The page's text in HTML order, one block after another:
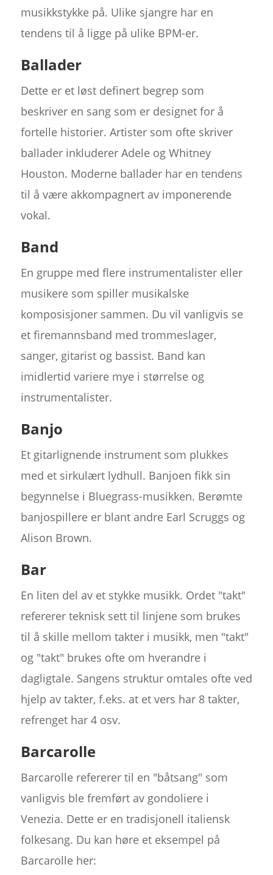
musikkstykke på. Ulike sjangre har en
tendens til å ligge på ulike BPM-er.
Ballader
Dette er et løst definert begrep som
beskriver en sang som er designet for å
fortelle historier. Artister som ofte skriver
ballader inkluderer Adele og Whitney
Houston. Moderne ballader har en tendens
til å være akkompagnert av imponerende
vokal.
Band
En gruppe med flere instrumentalister eller
musikere som spiller musikalske
komposisjoner sammen. Du vil vanligvis se
et firemannsband med trommeslager,
sanger, gitarist og bassist. Band kan
imidlertid variere mye i størrelse og
instrumentalister.
Banjo
Et gitarlignende instrument som plukkes
med et sirkulært lydhull. Banjoen fikk sin
begynnelse i Bluegrass-musikken. Berømte
banjospillere er blant andre Earl Scruggs og
Alison Brown.
Bar
En liten del av et stykke musikk. Ordet "takt"
refererer teknisk sett til linjene som brukes
til å skille mellom takter i musikk, men "takt"
og "takt" brukes ofte om hverandre i
dagligtale. Sangens struktur omtales ofte ved
hjelp av takter, f.eks. at et vers har 8 takter,
refrenget har 4 osv.
Barcarolle
Barcarolle refererer til en "båtsang" som
vanligvis ble fremført av gondoliere i
Venezia. Dette er en tradisjonell italiensk
folkesang. Du kan høre et eksempel på
Barcarolle her: